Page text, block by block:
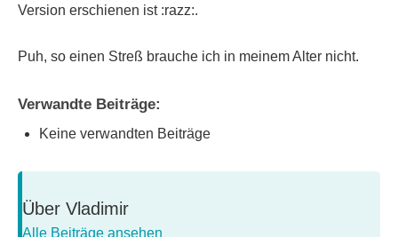
Version erschienen ist :razz:.
Puh, so einen Streß brauche ich in meinem Alter nicht.
Verwandte Beiträge:
Keine verwandten Beiträge
Über Vladimir
Alle Beiträge ansehen